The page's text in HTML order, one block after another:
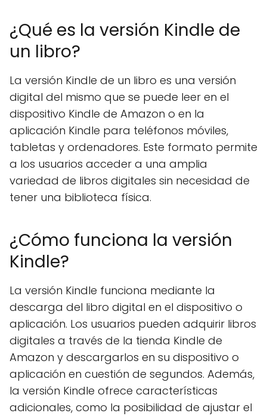
¿Qué es la versión Kindle de
un libro?
La versión Kindle de un libro es una versión
digital del mismo que se puede leer en el
dispositivo Kindle de Amazon o en la
aplicación Kindle para teléfonos móviles,
tabletas y ordenadores. Este formato permite
a los usuarios acceder a una amplia
variedad de libros digitales sin necesidad de
tener una biblioteca física.
¿Cómo funciona la versión
Kindle?
La versión Kindle funciona mediante la
descarga del libro digital en el dispositivo o
aplicación. Los usuarios pueden adquirir libros
digitales a través de la tienda Kindle de
Amazon y descargarlos en su dispositivo o
aplicación en cuestión de segundos. Además,
la versión Kindle ofrece características
adicionales, como la posibilidad de ajustar el